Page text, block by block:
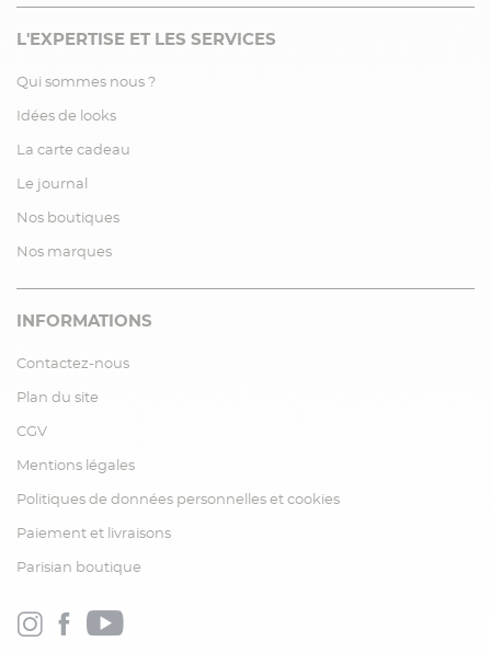
L'EXPERTISE ET LES SERVICES
Qui sommes nous ?
Idées de looks
La carte cadeau
Le journal
Nos boutiques
Nos marques
INFORMATIONS
Contactez-nous
Plan du site
CGV
Mentions légales
Politiques de données personnelles et cookies
Paiement et livraisons
Parisian boutique